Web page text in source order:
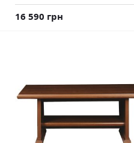
16 590 грн